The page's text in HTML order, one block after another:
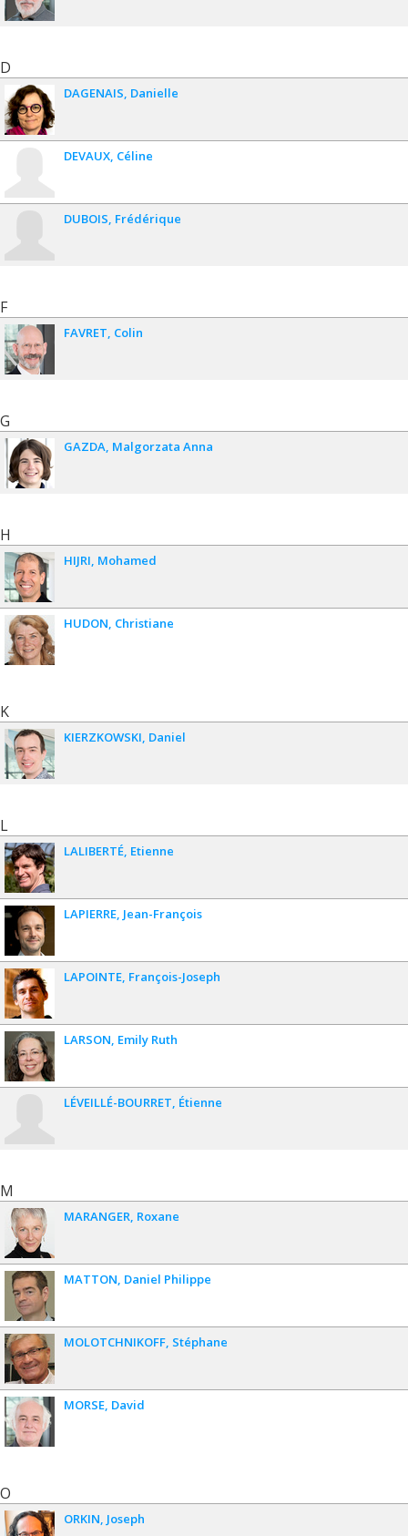
D
DAGENAIS Danielle
DEVAUX Céline
DUBOIS Frédérique
F
FAVRET Colin
G
GAZDA Malgorzata Anna
H
HIJRI Mohamed
HUDON Christiane
K
KIERZKOWSKI Daniel
L
LALIBERTÉ Etienne
LAPIERRE Jean-François
LAPOINTE François-Joseph
LARSON Emily Ruth
LÉVEILLÉ-BOURRET Étienne
M
MARANGER Roxane
MATTON Daniel Philippe
MOLOTCHNIKOFF Stéphane
MORSE David
O
ORKIN Joseph